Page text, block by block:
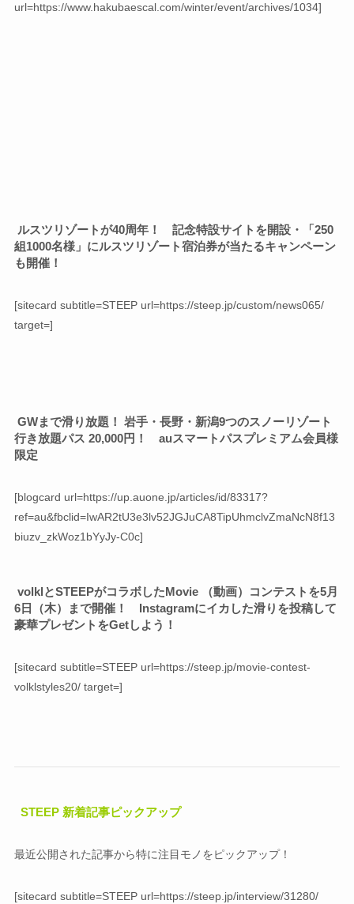
url=https://www.hakubaescal.com/winter/event/archives/1034]
ルスツリゾートが40周年！ 記念特設サイトを開設・「250
組1000名様」にルスツリゾート宿泊券が当たるキャンペーン
も開催！
[sitecard subtitle=STEEP url=https://steep.jp/custom/news065/
target=]
GWまで滑り放題！ 岩手・長野・新潟9つのスノーリゾート
行き放題パス 20,000円！ auスマートパスプレミアム会員様
限定
[blogcard url=https://up.auone.jp/articles/id/83317?
ref=au&fbclid=IwAR2tU3e3lv52JGJuCA8TipUhmclvZmaNcN8f13
biuzv_zkWoz1bYyJy-C0c]
volklとSTEEPがコラボしたMovie （動画）コンテストを5月
6日（木）まで開催！ Instagramにイカした滑りを投稿して
豪華プレゼントをGetしよう！
[sitecard subtitle=STEEP url=https://steep.jp/movie-contest-
volklstyles20/ target=]
STEEP 新着記事ピックアップ
最近公開された記事から特に注目モノをピックアップ！
[sitecard subtitle=STEEP url=https://steep.jp/interview/31280/